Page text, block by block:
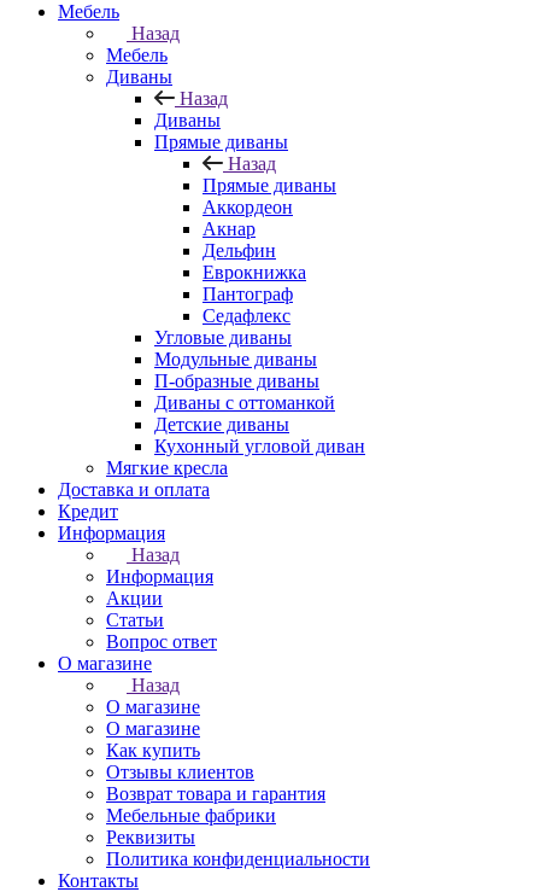
Мебель
Назад
Мебель
Диваны
Назад
Диваны
Прямые диваны
Назад
Прямые диваны
Аккордеон
Акнар
Дельфин
Еврокнижка
Пантограф
Седафлекс
Угловые диваны
Модульные диваны
П-образные диваны
Диваны с оттоманкой
Детские диваны
Кухонный угловой диван
Мягкие кресла
Доставка и оплата
Кредит
Информация
Назад
Информация
Акции
Статьи
Вопрос ответ
О магазине
Назад
О магазине
О магазине
Как купить
Отзывы клиентов
Возврат товара и гарантия
Мебельные фабрики
Реквизиты
Политика конфиденциальности
Контакты